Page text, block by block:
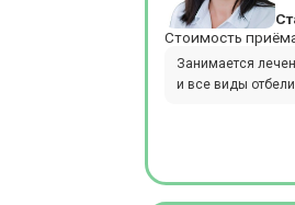
Стоимость
Занимается
и все виды